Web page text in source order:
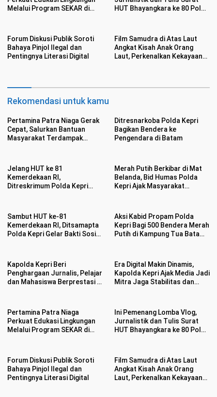
Melalui Program SEKAR di
HUT Bhayangkara ke 80 Polda
Forum Diskusi Publik Soroti
Bahaya Pinjol Ilegal dan
Pentingnya Literasi Digital
Film Samudra di Atas Laut
Angkat Kisah Anak Orang
Laut, Perkenalkan Kekayaan
Rekomendasi untuk kamu
Pertamina Patra Niaga Gerak
Cepat, Salurkan Bantuan
Masyarakat Terdampak
Ditresnarkoba Polda Kepri
Bagikan Bendera ke
Pengendara di Batam
Jelang HUT ke 81
Kemerdekaan RI,
Ditreskrimum Polda Kepri
Bansos
Merah Putih Berkibar di Mat
Belanda, Bid Humas Polda
Kepri Ajak Masyarakat
Sambut HUT ke-81
Kemerdekaan RI, Ditsamapta
Polda Kepri Gelar Bakti Sosial
Aksi Kabid Propam Polda
Kepri Bagi 500 Bendera Merah
Putih di Kampung Tua Batam
Kapolda Kepri Beri
Penghargaan Jurnalis, Pelajar
dan Mahasiswa Berprestasi di
Era Digital Makin Dinamis,
Kapolda Kepri Ajak Media Jadi
Mitra Jaga Stabilitas dan
Pertamina Patra Niaga
Perkuat Edukasi Lingkungan
Melalui Program SEKAR di
Ini Pemenang Lomba Vlog,
Jurnalistik dan Tulis Surat
HUT Bhayangkara ke 80 Polda
Forum Diskusi Publik Soroti
Bahaya Pinjol Ilegal dan
Pentingnya Literasi Digital
Film Samudra di Atas Laut
Angkat Kisah Anak Orang
Laut, Perkenalkan Kekayaan